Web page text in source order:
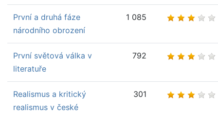
První a druhá fáze
národního obrození
1 085
První světová válka v
literatuře
792
Realismus a kritický
realismus v české
301